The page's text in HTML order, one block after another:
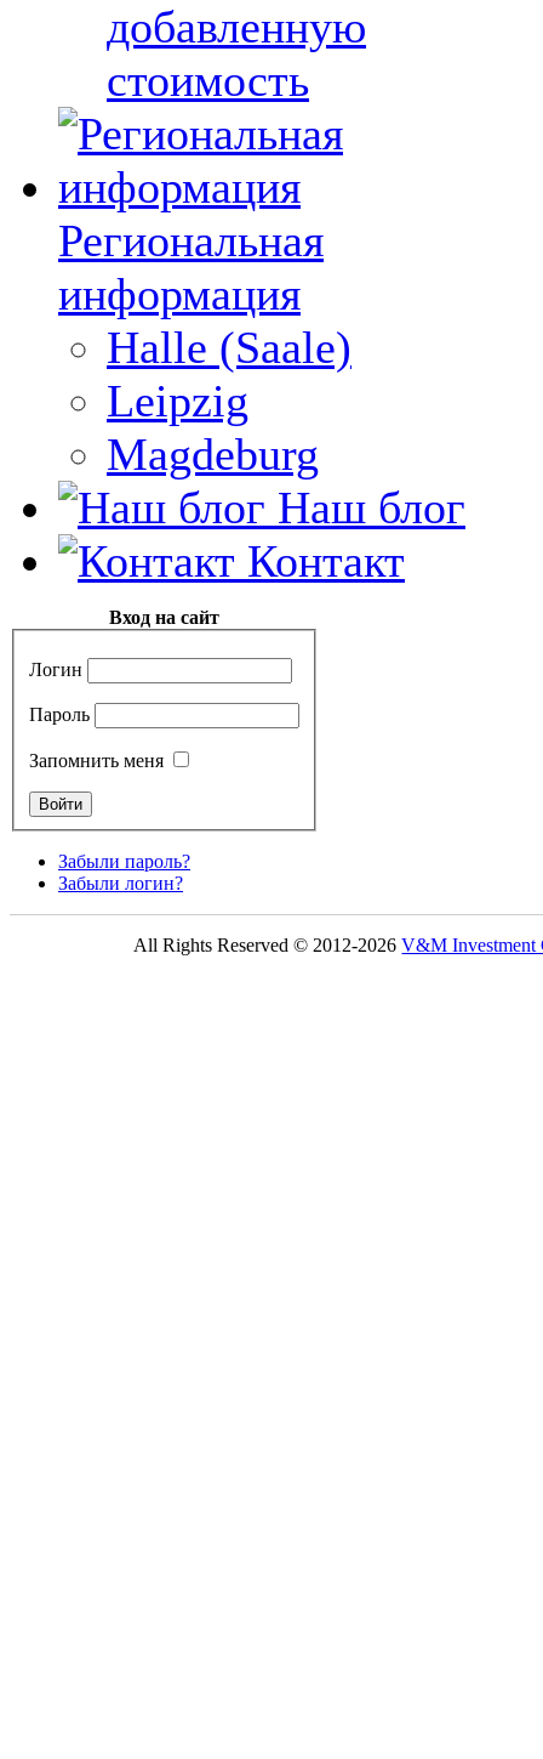
добавленную
стоимость
Региональная
информация
Halle (Saale)
Leipzig
Magdeburg
Наш блог
Контакт
Вход на сайт
Логин
Пароль
Запомнить меня
Забыли пароль?
Забыли логин?
All Rights Reserved © 2012-2026V&M Investment